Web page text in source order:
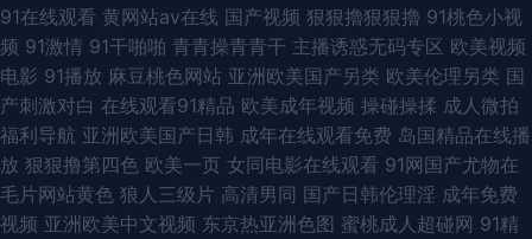
91在线观看 黄网站av在线 国产视频 狠狠擼狠狠擼 91桃色小视
频 91激情 91干啪啪 青青操青青干 主播诱惑无码专区 欧美视频
电影 91播放 麻豆桃色网站 亚洲欧美国产另类 欧美伦理另类 国
产刺激对白 在线观看91精品 欧美成年视频 操碰操揉 成人微拍
福利导航 亚洲欧美国产日韩 成年在线观看免费 岛国精品在线播
放 狠狠撸第四色 欧美一页 女同电影在线观看 91网国产尤物在
毛片网站黄色 狼人三级片 高清男同 国产日韩伦理淫 成年免费
视频 亚洲欧美中文视频 东京热亚洲色图 蜜桃成人超碰网 91精